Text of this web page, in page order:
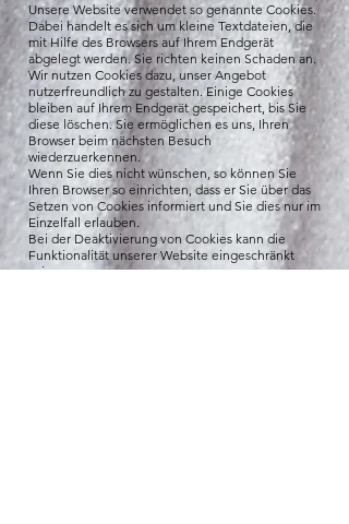
Unsere Website verwendet so genannte Cookies.
Dabei handelt es sich um kleine Textdateien, die
mit Hilfe des Browsers auf Ihrem Endgerät
abgelegt werden. Sie richten keinen Schaden an.
Wir nutzen Cookies dazu, unser Angebot
nutzerfreundlich zu gestalten. Einige Cookies
bleiben auf Ihrem Endgerät gespeichert, bis Sie
diese löschen. Sie ermöglichen es uns, Ihren
Browser beim nächsten Besuch
wiederzuerkennen.
Wenn Sie dies nicht wünschen, so können Sie
Ihren Browser so einrichten, dass er Sie über das
Setzen von Cookies informiert und Sie dies nur im
Einzelfall erlauben.
Bei der Deaktivierung von Cookies kann die
Funktionalität unserer Website eingeschränkt
sein.